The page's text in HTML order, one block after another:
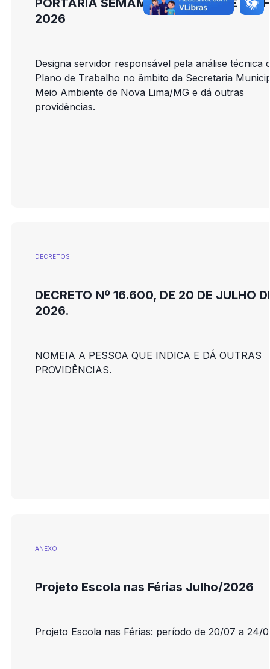
PORTARIA SEMAM Nº 11, DE 20 DE
2026
Designa servidor responsável pela análise técnica
Plano de Trabalho no âmbito da Secretaria
Meio Ambiente de Nova Lima/MG e dá outras
providências.
DECRETOS
DECRETO Nº 16.600, DE 20 DE JULHO
2026.
NOMEIA A PESSOA QUE INDICA E DÁ OUTRAS
PROVIDÊNCIAS.
ANEXO
Projeto Escola nas Férias Julho/2026
Projeto Escola nas Férias: período de 20/07 a 24/